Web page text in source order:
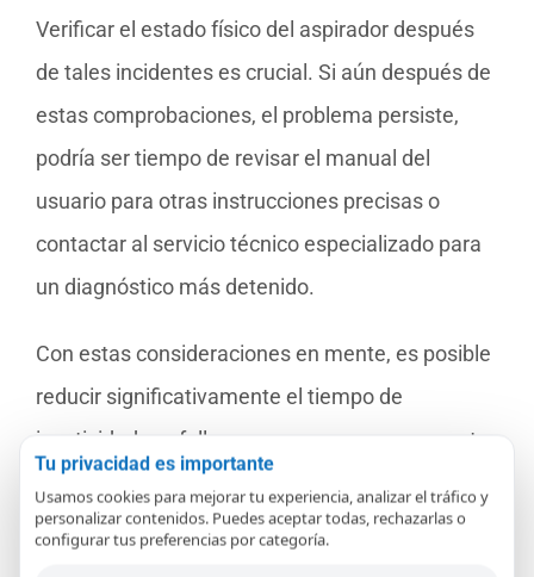
Verificar el estado físico del aspirador después
de tales incidentes es crucial. Si aún después de
estas comprobaciones, el problema persiste,
podría ser tiempo de revisar el manual del
usuario para otras instrucciones precisas o
contactar al servicio técnico especializado para
un diagnóstico más detenido.
Con estas consideraciones en mente, es posible
reducir significativamente el tiempo de
inactividad por fallos menores y asegurar que tu
Xiaomi Vacuum G10 o G11 esté siempre listo
para funcionar cuando lo necesites. La
Tu privacidad es importante
Usamos cookies para mejorar tu experiencia, analizar el tráfico y
personalizar contenidos. Puedes aceptar todas, rechazarlas o
configurar tus preferencias por categoría.